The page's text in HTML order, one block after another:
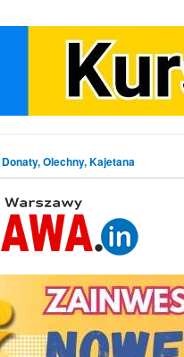
Donaty, Olechny, Kajetana